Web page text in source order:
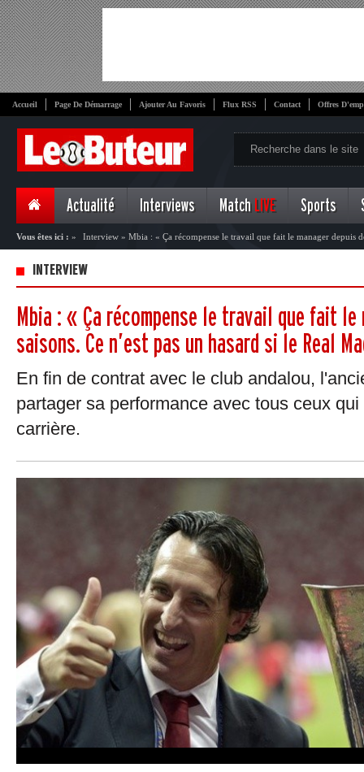
Accueil Page De Démarrage Ajouter Au Favoris Flux RSS Contact Offres
Actualité Interviews Match LIVE Sports
Vous êtes ici : » Interview » Mbia : « Ça récompense le travail que fait le manager depuis
Real Madrid le veut»
INTERVIEW
Mbia : « Ça récompense le travail que fait le
saisons. Ce n’est pas un hasard si le Real
En fin de contrat avec le club andalou,
partager sa performance avec tous ceux
carrière.